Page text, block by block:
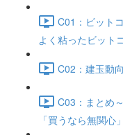
C01：ビット
よく粘ったビット
C02：建玉動
C03：まとめ
「買うなら無関心